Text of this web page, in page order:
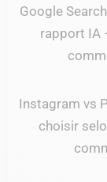
Google
rapport IA
Instagram vs
choisir